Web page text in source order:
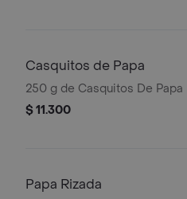
Casquitos de Papa
250 g de Casquitos De Papa
$ 11.300
Papa Rizada